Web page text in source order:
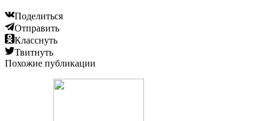
Поделиться
Отправить
Класснуть
Твитнуть
Похожие публикации